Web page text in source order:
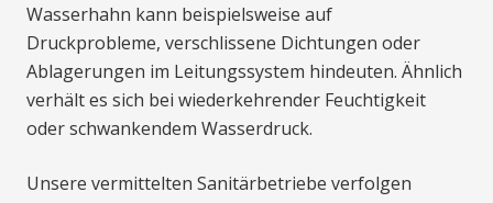
Wasserhahn kann beispielsweise auf
Druckprobleme, verschlissene Dichtungen oder
Ablagerungen im Leitungssystem hindeuten. Ähnlich
verhält es sich bei wiederkehrender Feuchtigkeit
oder schwankendem Wasserdruck.
Unsere vermittelten Sanitärbetriebe verfolgen